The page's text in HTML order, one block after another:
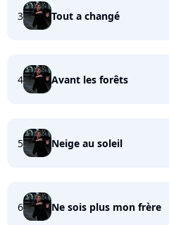
3 Tout a changé
4 Avant les forêts
5 Neige au soleil
6 Ne sois plus mon frère